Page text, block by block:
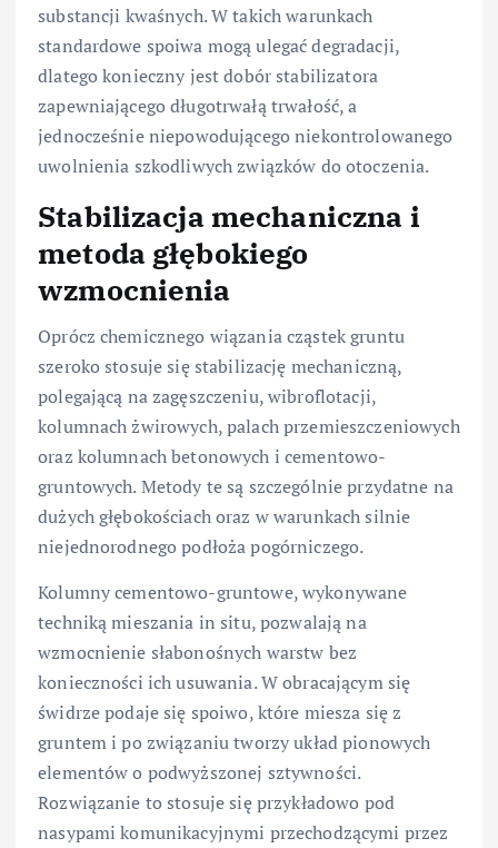
substancji kwaśnych. W takich warunkach
standardowe spoiwa mogą ulegać degradacji,
dlatego konieczny jest dobór stabilizatora
zapewniającego długotrwałą trwałość, a
jednocześnie niepowodującego niekontrolowanego
uwolnienia szkodliwych związków do otoczenia.
Stabilizacja mechaniczna i
metoda głębokiego
wzmocnienia
Oprócz chemicznego wiązania cząstek gruntu
szeroko stosuje się stabilizację mechaniczną,
polegającą na zagęszczeniu, wibroflotacji,
kolumnach żwirowych, palach przemieszczeniowych
oraz kolumnach betonowych i cementowo-
gruntowych. Metody te są szczególnie przydatne na
dużych głębokościach oraz w warunkach silnie
niejednorodnego podłoża pogórniczego.
Kolumny cementowo-gruntowe, wykonywane
techniką mieszania in situ, pozwalają na
wzmocnienie słabonośnych warstw bez
konieczności ich usuwania. W obracającym się
świdrze podaje się spoiwo, które miesza się z
gruntem i po związaniu tworzy układ pionowych
elementów o podwyższonej sztywności.
Rozwiązanie to stosuje się przykładowo pod
nasypami komunikacyjnymi przechodzącymi przez